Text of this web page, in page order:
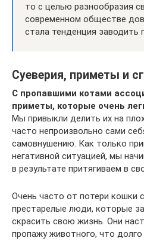
то с целью разнообразия
современном обществе
стала тенденция заводить
Суеверия, приметы и
С пропавшими котами
приметы, которые очень
Мы привыкли делить их на
часто непроизвольно сами
самовнушению. Как только
негативной ситуацией, мы
в результате притягиваем в
Очень часто от потери кошки
престарелые люди, которые
скрасить свою жизнь. Они
пропажу животного, что